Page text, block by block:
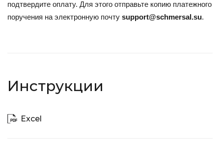
подтвердите оплату. Для этого отправьте копию платежного
поручения на электронную почту support@schmersal.su.
Инструкции
Excel